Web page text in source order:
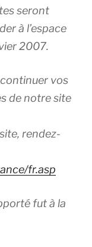
seront
à l’espace
2007.
vos
de notre site
rendez-
fr.asp
fut à la